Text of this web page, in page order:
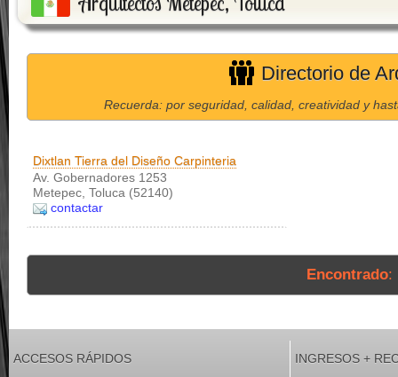
Directorio de
Recuerda: por seguridad, calidad, creatividad y
Dixtlan Tierra del Diseño Carpinteria
Av. Gobernadores 1253
Metepec, Toluca (52140)
contactar
Encontrado:
ACCESOS RÁPIDOS
INGRESOS +